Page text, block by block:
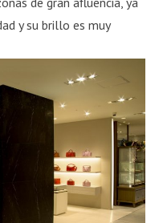
y su brillo es muy